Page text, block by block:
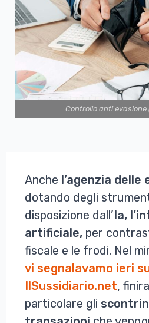
Controllo anti evasione
Anche l’agenzia
dotando degli
disposizione dall’Ia,
artificiale, per
fiscale e le frodi. Nel
vi segnalavamo ieri
IlSussidiario.net,
particolare gli